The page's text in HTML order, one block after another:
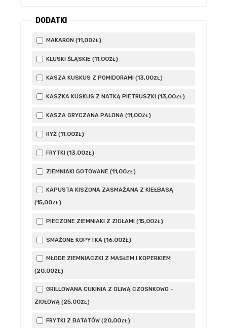
DODATKI
MAKARON (11,00ZŁ)
KLUSKI ŚLĄSKIE (11,00ZŁ)
KASZA KUSKUS Z POMIDORAMI (13,00ZŁ)
KASZKA KUSKUS Z NATKĄ PIETRUSZKI (13,00ZŁ)
KASZA GRYCZANA PALONA (11,00ZŁ)
RYŻ (11,00ZŁ)
FRYTKI (13,00ZŁ)
ZIEMNIAKI GOTOWANE (11,00ZŁ)
KAPUSTA KISZONA ZASMAŻANA Z KIEŁBASĄ
(15,00ZŁ)
PIECZONE ZIEMNIAKI Z ZIOŁAMI (15,00ZŁ)
SMAŻONE KOPYTKA (16,00ZŁ)
MŁODE ZIEMNIACZKI Z MASŁEM I KOPERKIEM
(20,00ZŁ)
GRILLOWANA CUKINIA Z OLIWĄ CZOSNKOWO –
ZIOŁOWĄ (25,00ZŁ)
FRYTKI Z BATATÓW (20,00ZŁ)